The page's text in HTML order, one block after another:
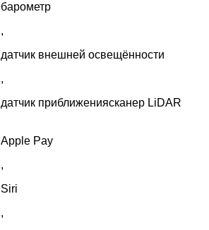
барометр
,
датчик внешней освещённости
,
датчик приближениясканер LiDAR
Apple Pay
,
Siri
,